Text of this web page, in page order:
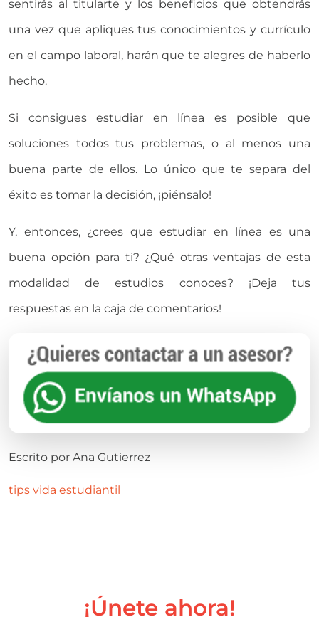
sentirás al titularte y los beneficios que obtendrás
una vez que apliques tus conocimientos y currículo
en el campo laboral, harán que te alegres de haberlo
hecho.
Si consigues estudiar en línea es posible que
soluciones todos tus problemas, o al menos una
buena parte de ellos. Lo único que te separa del
éxito es tomar la decisión, ¡piénsalo!
Y, entonces, ¿crees que estudiar en línea es una
buena opción para ti? ¿Qué otras ventajas de esta
modalidad de estudios conoces? ¡Deja tus
respuestas en la caja de comentarios!
Escrito por Ana Gutierrez
tips vida estudiantil
¡Únete ahora!